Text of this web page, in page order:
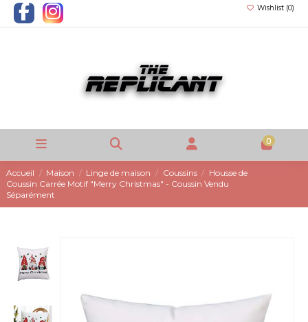
Wishlist (0)
0
Accueil Maison Linge de maison Coussins
Housse de
Coussin Carrée Motif "Merry Christmas" - Coussin Vendu
Séparément